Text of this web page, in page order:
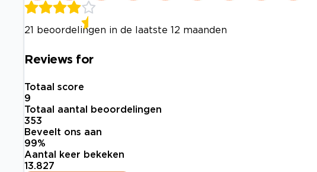
21 beoordelingen in de laatste 12 maanden
Reviews for
Totaal score
9
Totaal aantal beoordelingen
353
Beveelt ons aan
99%
Aantal keer bekeken
13.827